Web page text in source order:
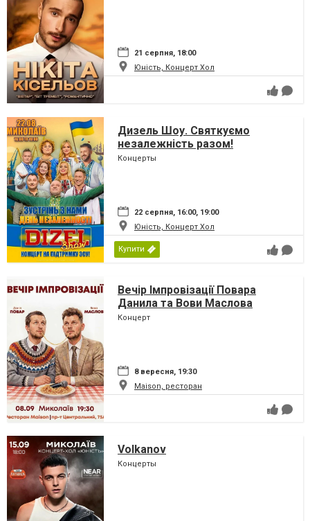
21 серпня, 18:00
Юність, Концерт Хол
Дизель Шоу. Святкуємо
незалежність разом!
Концерты
22 серпня, 16:00, 19:00
Юність, Концерт Хол
Купити
Вечір Імпровізації Повара
Данила та Вови Маслова
Концерт
8 вересня, 19:30
Maison, ресторан
Volkanov
Концерты